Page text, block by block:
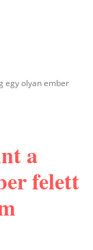
egy olyan ember
a
felett